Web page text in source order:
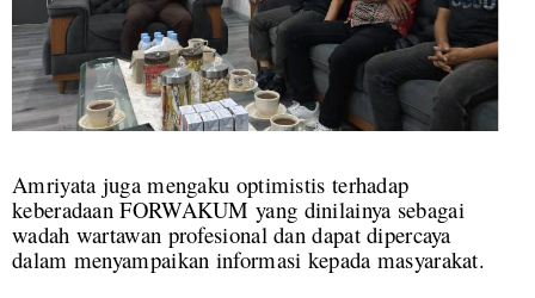
Amriyata juga mengaku optimistis terhadap
keberadaan FORWAKUM yang dinilainya sebagai
wadah wartawan profesional dan dapat dipercaya
dalam menyampaikan informasi kepada masyarakat.